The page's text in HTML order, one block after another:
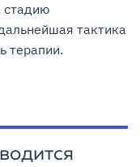
стадию
тактика
терапии.